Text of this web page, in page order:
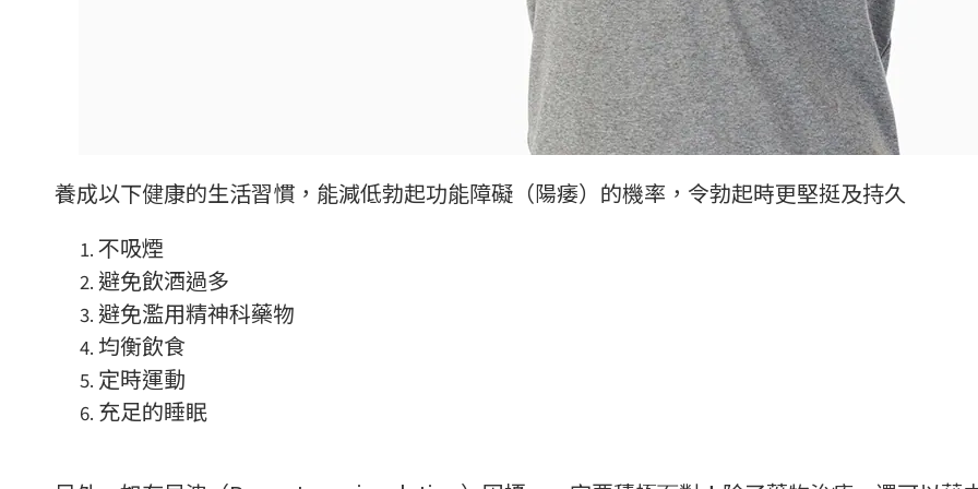
養成以下健康的生活習慣，能減低勃起功能障礙（陽痿）的機率，令勃起時更堅挺及持久
不吸煙
避免飲酒過多
避免濫用精神科藥物
均衡飲食
定時運動
充足的睡眠